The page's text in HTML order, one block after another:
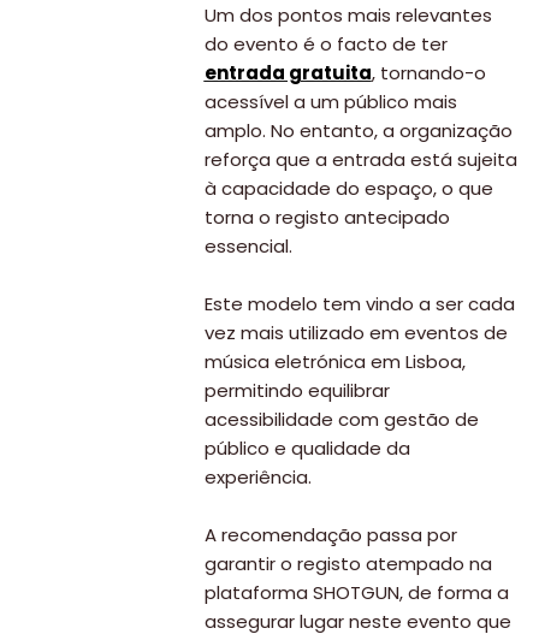
Viajar
Onde
Lifestyle
Restaurantes
Praias
Um dos pontos mais relevantes
do evento é o facto de ter
entrada gratuita, tornando-o
acessível a um público mais
amplo. No entanto, a organização
reforça que a entrada está sujeita
à capacidade do espaço, o que
torna o registo antecipado
essencial.
Este modelo tem vindo a ser cada
vez mais utilizado em eventos de
música eletrónica em Lisboa,
permitindo equilibrar
acessibilidade com gestão de
público e qualidade da
experiência.
A recomendação passa por
garantir o registo atempado na
plataforma SHOTGUN, de forma a
assegurar lugar neste evento que